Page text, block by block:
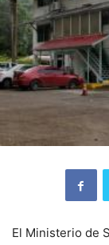
El Ministerio de